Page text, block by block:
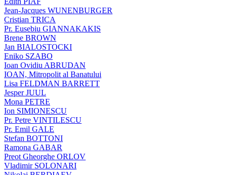
Jean-Jacques WUNENBURGER
Cristian TRICA
Pr. Eusebiu GIANNAKAKIS
Brene BROWN
Jan BIALOSTOCKI
Eniko SZABO
Ioan Ovidiu ABRUDAN
IOAN, Mitropolit al Banatului
Lisa FELDMAN BARRETT
Jesper JUUL
Mona PETRE
Ion SIMIONESCU
Pr. Petre VINTILESCU
Pr. Emil GALE
Stefan BOTTONI
Ramona GABAR
Preot Gheorghe ORLOV
Vladimir SOLONARI